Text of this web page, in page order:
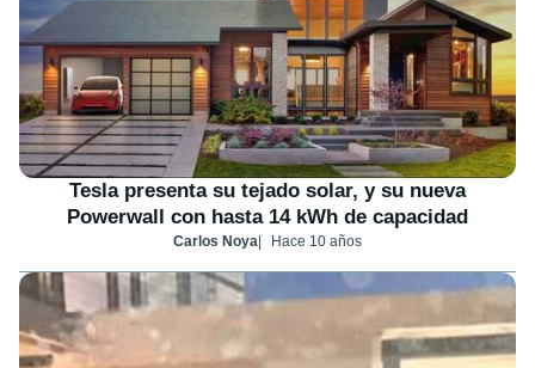
Tesla presenta su tejado solar, y su nueva
Powerwall con hasta 14 kWh de capacidad
Carlos Noya Hace 10 años